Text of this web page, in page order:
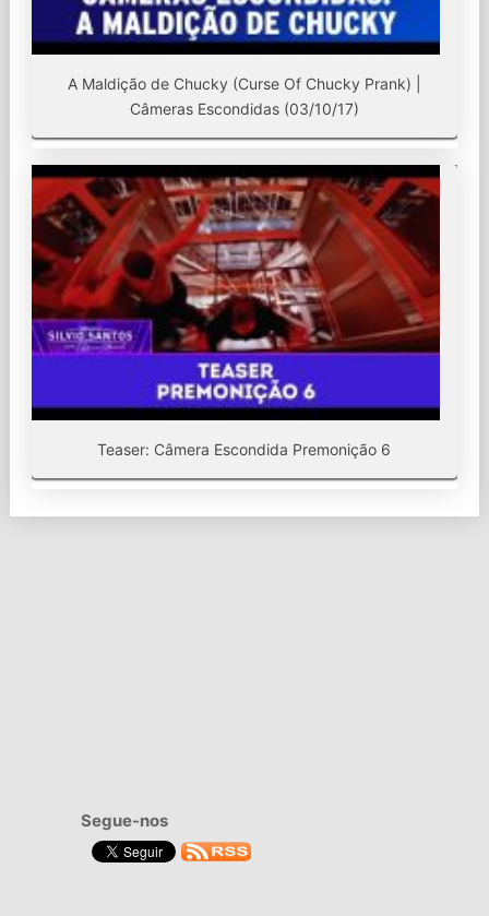
A Maldição de Chucky (Curse Of Chucky Prank) |
Câmeras Escondidas (03/10/17)
Teaser: Câmera Escondida Premonição 6
Segue-nos